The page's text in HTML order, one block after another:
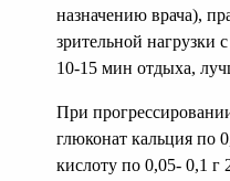
назначению врача),
зрительной нагрузки
10-15 мин отдыха,
При
глюконат кальция по
кислоту по 0,05- 0,1 г